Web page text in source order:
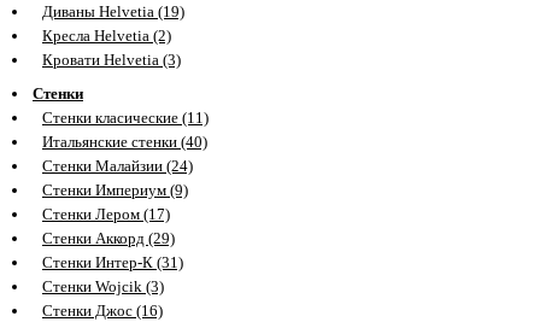
Диваны Helvetia (19)
Кресла Helvetia (2)
Кровати Helvetia (3)
Стенки
Стенки класические (11)
Итальянские стенки (40)
Стенки Малайзии (24)
Стенки Империум (9)
Стенки Лером (17)
Стенки Аккорд (29)
Стенки Интер-К (31)
Стенки Wojcik (3)
Стенки Джос (16)